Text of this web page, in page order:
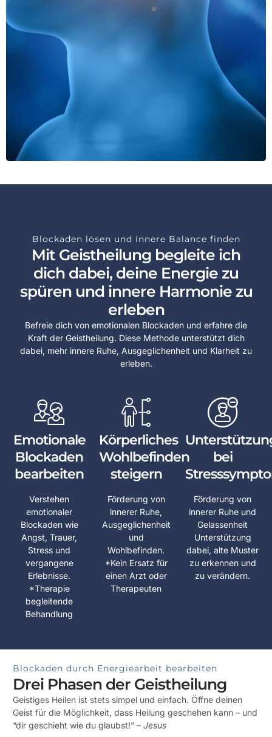
Blockaden lösen und innere Balance finden
Mit Geistheilung begleite ich
dich dabei, deine Energie zu
spüren und innere Harmonie zu
erleben
Befreie dich von emotionalen Blockaden und erfahre die
Kraft der Geistheilung. Diese Methode unterstützt dich
dabei, mehr innere Ruhe, Ausgeglichenheit und Klarheit zu
erleben.
Emotionale
Blockaden
bearbeiten
Verstehen
emotionaler
Blockaden wie
Angst, Trauer,
Stress und
vergangene
Erlebnisse.
*Therapie
begleitende
Behandlung
Körperliches
Wohlbefinden
steigern
Förderung von
innerer Ruhe,
Ausgeglichenheit
und
Wohlbefinden.
*Kein Ersatz für
einen Arzt oder
Therapeuten
bei
Förderung von
innerer Ruhe und
Gelassenheit
Unterstützung
dabei, alte Muster
zu erkennen und
zu verändern.
Blockaden durch Energiearbeit bearbeiten
Drei Phasen der Geistheilung
Geistiges Heilen ist stets simpel und einfach. Öffne deinen
Geist für die Möglichkeit, dass Heilung geschehen kann – und
“dir geschieht wie du glaubst!” – Jesus